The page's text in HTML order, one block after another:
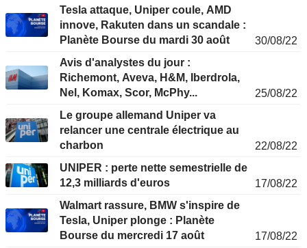
Tesla attaque, Uniper coule, AMD
innove, Rakuten dans un scandale :
Planète Bourse du mardi 30 août
30/08/22
Avis d'analystes du jour :
Richemont, Aveva, H&M, Iberdrola,
Nel, Komax, Scor, McPhy...
25/08/22
Le groupe allemand Uniper va
relancer une centrale électrique au
charbon
22/08/22
UNIPER : perte nette semestrielle de
12,3 milliards d'euros
17/08/22
Walmart rassure, BMW s'inspire de
Tesla, Uniper plonge : Planète
Bourse du mercredi 17 août
17/08/22